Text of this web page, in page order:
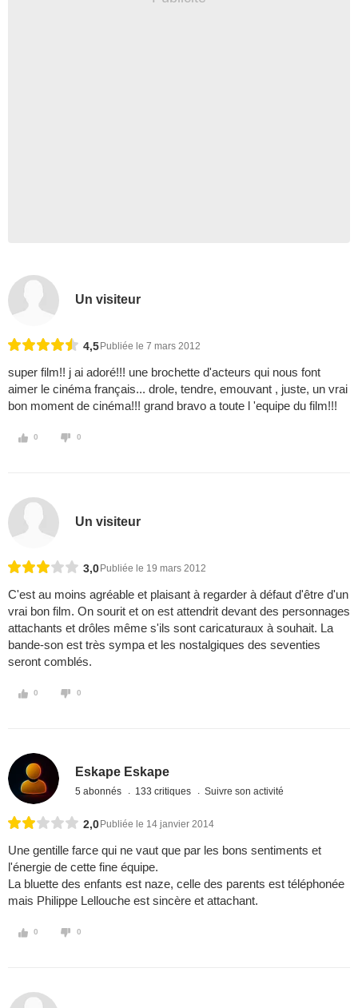
Un visiteur
4,5 Publiée le 7 mars 2012
super film!! j ai adoré!!! une brochette d'acteurs qui nous font
aimer le cinéma français... drole, tendre, emouvant , juste, un vrai
bon moment de cinéma!!! grand bravo a toute l 'equipe du film!!!
0 0
Un visiteur
3,0 Publiée le 19 mars 2012
C'est au moins agréable et plaisant à regarder à défaut d'être d'un
vrai bon film. On sourit et on est attendrit devant des personnages
attachants et drôles même s'ils sont caricaturaux à souhait. La
bande-son est très sympa et les nostalgiques des seventies
seront comblés.
0 0
Eskape Eskape
5 abonnés 133 critiques Suivre son activité
2,0 Publiée le 14 janvier 2014
Une gentille farce qui ne vaut que par les bons sentiments et
l'énergie de cette fine équipe.
La bluette des enfants est naze, celle des parents est téléphonée
mais Philippe Lellouche est sincère et attachant.
0 0